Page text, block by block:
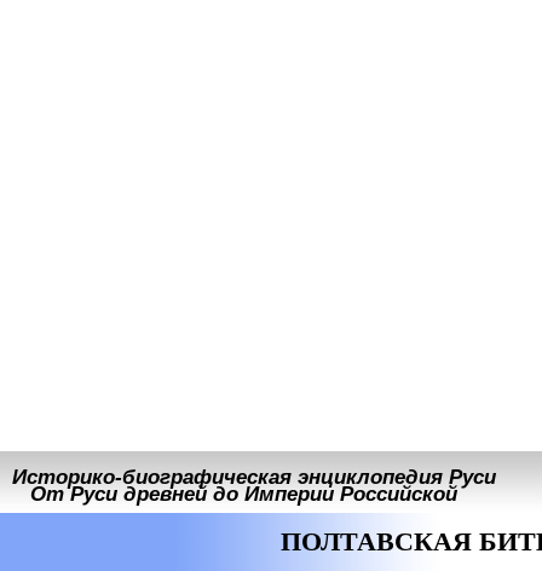
Историко-биографическая энциклопедия Руси
От Руси древней до Империи Российской
ПОЛТАВСКАЯ